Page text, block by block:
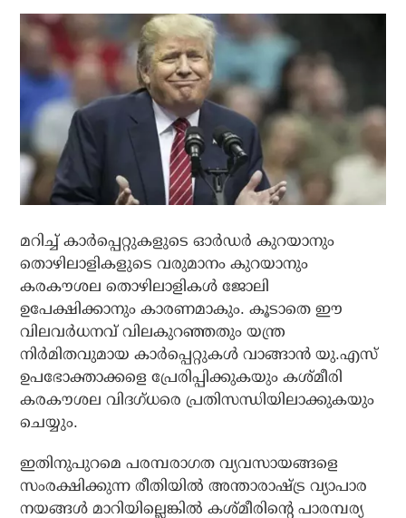
മറിച്ച് കാര്‍പ്പെറ്റുകളുടെ ഓര്‍ഡര്‍ കുറയാനും
തൊഴിലാളികളുടെ വരുമാനം കുറയാനും
കരകൗശല തൊഴിലാളികള്‍ ജോലി
ഉപേക്ഷിക്കാനും കാരണമാകും. കൂടാതെ ഈ
വിലവര്‍ധനവ് വിലകുറഞ്ഞതും യന്ത്ര
നിര്‍മിതവുമായ കാര്‍പ്പെറ്റുകള്‍ വാങ്ങാന്‍ യു.എസ്
ഉപഭോക്താക്കളെ പ്രേരിപ്പിക്കുകയും കശ്മീരി
കരകൗശല വിദഗ്ധരെ പ്രതിസന്ധിയിലാക്കുകയും
ചെയ്യും.
ഇതിനുപുറമെ പരമ്പരാഗത വ്യവസായങ്ങളെ
സംരക്ഷിക്കുന്ന രീതിയില്‍ അന്താരാഷ്ട്ര വ്യാപാര
നയങ്ങള്‍ മാറിയില്ലെങ്കില്‍ കശ്മീരിന്റെ പാരമ്പര്യ